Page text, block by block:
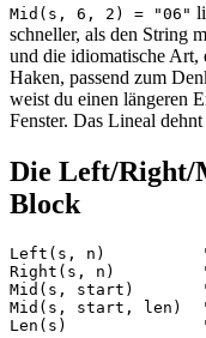
Mid(s, 6, 2) = "06"
schneller, als den String
und die idiomatische Art,
Haken, passend zum
weist du einen längeren
Fenster. Das Lineal
Die Left/Right/
Block
Left(s, n)          '
Right(s, n)         '
Mid(s, start)       '
Mid(s, start, len)  '